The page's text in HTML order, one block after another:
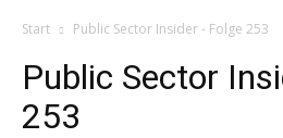
Start Public Sector Insider - Folge 253
Public Sector
253